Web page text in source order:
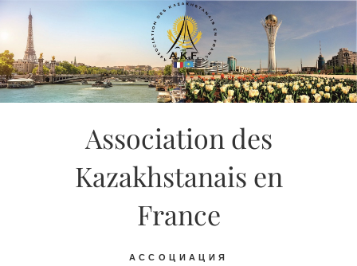
Skip
content
Association des
Kazakhstanais en
France
АССОЦИАЦИЯ